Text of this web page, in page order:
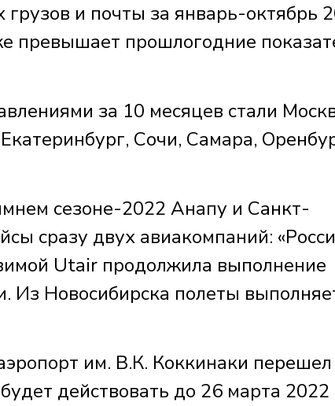
и почты за январь-октябрь
превышает прошлогодние
за 10 месяцев стали
Сочи, Самара,
сезоне-2022 Анапу и Санкт-
сразу двух авиакомпаний:
Utair продолжила выполнение
Из Новосибирска полеты
им. В.К. Коккинаки перешел
действовать до 26 марта 2022